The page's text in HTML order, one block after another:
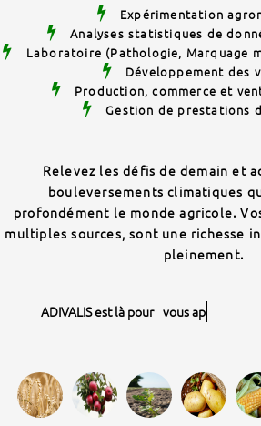
Expérimentation
Analyses statistiques de
Laboratoire (Pathologie, Marquage
Développement des
Production, commerce et
Gestion de prestations
Relevez les défis de demain et
bouleversements climatiques
profondément le monde agricole.
multiples sources, sont une richesse
pleinement.
ADIVALIS est là pour vous apporter con